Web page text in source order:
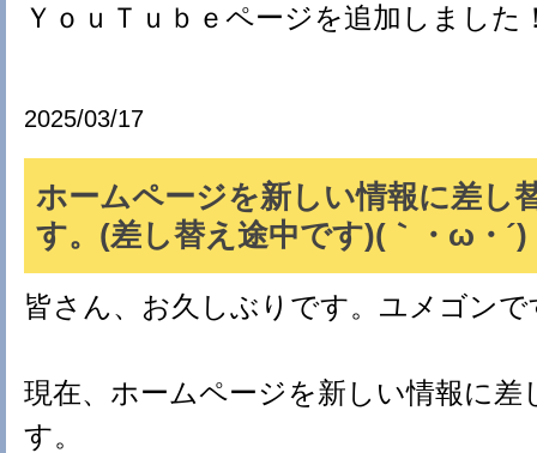
ＹｏｕＴｕｂｅページを追加しました
2025/03/17
ホームページを新しい情報に差し
す。(差し替え途中です)(｀・ω・´)
皆さん、お久しぶりです。ユメゴンで
現在、ホームページを新しい情報に差
す。